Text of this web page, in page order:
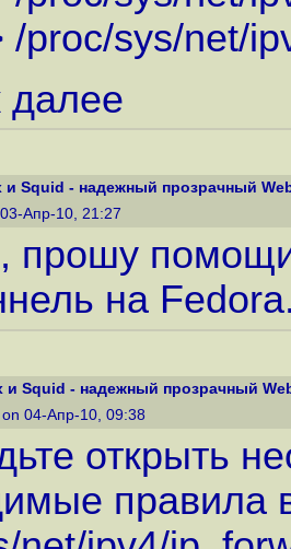
/proc/sys/net/
далее
и Squid - надежный прозрачный
Апр-10, 21:27
прошу
на
и Squid - надежный прозрачный
04-Апр-10, 09:38
открыть
правила